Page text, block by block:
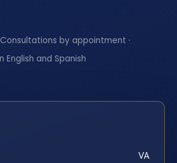
by appointment ·
English and Spanish
VA